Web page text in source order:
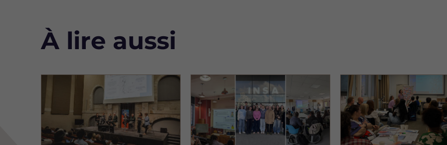
À lire aussi
Image Image